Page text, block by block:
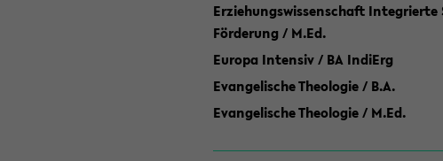
Erziehungswissenschaft
Förderung / M.Ed.
Europa Intensiv / BA IndiErg
Evangelische Theologie / B.A.
Evangelische Theologie / M.Ed.